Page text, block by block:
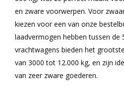
en zware voorwerpen. Voor
kiezen voor een van onze
laadvermogen hebben tussen de
vrachtwagens bieden het
van 3000 tot 12.000 kg, en zijn
van zeer zware goederen.